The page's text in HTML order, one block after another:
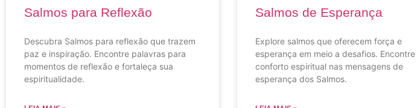
Salmos para Reflexão
Descubra Salmos para reflexão que trazem
paz e inspiração. Encontre palavras para
momentos de reflexão e fortaleça sua
espiritualidade.
Salmos de Esperança
Explore salmos que oferecem força e
esperança em meio a desafios. Encontre
conforto espiritual nas mensagens de
esperança dos Salmos.